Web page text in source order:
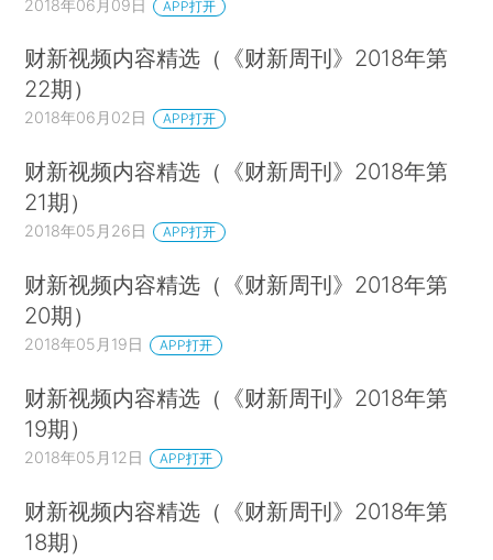
2018年06月09日 APP打开
财新视频内容精选（《财新周刊》2018年第
22期）
2018年06月02日 APP打开
财新视频内容精选（《财新周刊》2018年第
21期）
2018年05月26日 APP打开
财新视频内容精选（《财新周刊》2018年第
20期）
2018年05月19日 APP打开
财新视频内容精选（《财新周刊》2018年第
19期）
2018年05月12日 APP打开
财新视频内容精选（《财新周刊》2018年第
18期）